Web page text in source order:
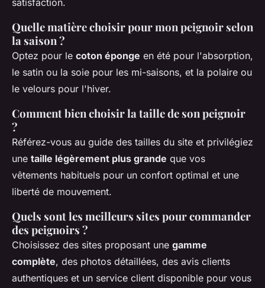
satisfaction.
Quelle matière choisir pour mon peignoir selon
la saison ?
Optez pour le coton éponge en été pour l'absorption,
le satin ou la soie pour les mi-saisons, et la polaire ou
le velours pour l'hiver.
Comment bien choisir la taille de son peignoir
?
Référez-vous au guide des tailles du site et privilégiez
une taille légèrement plus grande que vos
vêtements habituels pour un confort optimal et une
liberté de mouvement.
Quels sont les meilleurs sites pour commander
des peignoirs ?
Choisissez des sites proposant une gamme
complète, des photos détaillées, des avis clients
authentiques et un service client disponible pour vous